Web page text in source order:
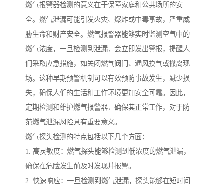
燃气报警器检测的意义在于保障家庭和公共场所的安
全。燃气泄漏可能引发火灾、爆炸或中毒事故，严重威
胁生命和财产安全。燃气报警器能够实时监测空气中的
燃气浓度，一旦检测到泄漏，会立即发出警报，提醒人
们采取应急措施，如关闭燃气阀门、通风换气或撤离现
场。这种早期预警机制可以有效预防事故发生，减少损
失，确保人们的生活和工作环境更加安全可靠。因此，
定期检测和维护燃气报警器，确保其正常工作，对于防
范燃气泄漏风险具有重要意义。
燃气探头检测的特点包括以下几个方面：
1. 高灵敏度：燃气探头能够检测到低浓度的燃气泄漏，
确保在危险发生前及时发现并报警。
2. 快速响应：一旦检测到燃气泄漏，探头能够在短时间